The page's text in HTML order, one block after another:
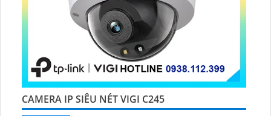
CAMERA IP SIÊU NÉT VIGI C245